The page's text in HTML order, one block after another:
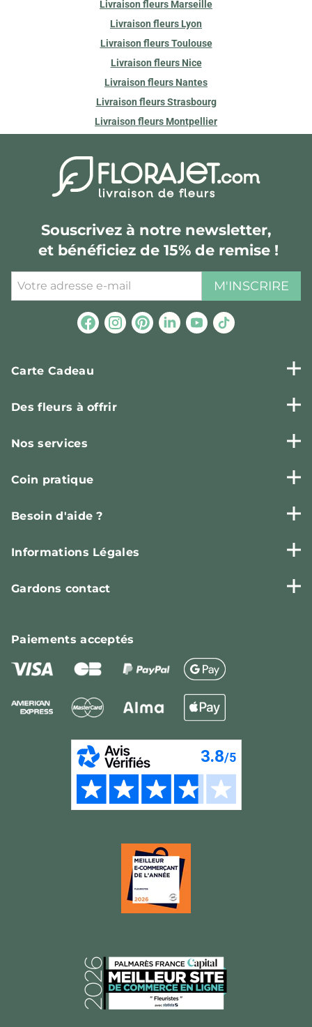
Livraison fleurs Marseille
Livraison fleurs Lyon
Livraison fleurs Toulouse
Livraison fleurs Nice
Livraison fleurs Nantes
Livraison fleurs Strasbourg
Livraison fleurs Montpellier
Souscrivez à notre newsletter,
et bénéficiez de 15% de remise !
M'INSCRIRE
Carte Cadeau
Des fleurs à offrir
Nos services
Coin pratique
Besoin d'aide ?
Informations Légales
Gardons contact
Paiementsacceptés